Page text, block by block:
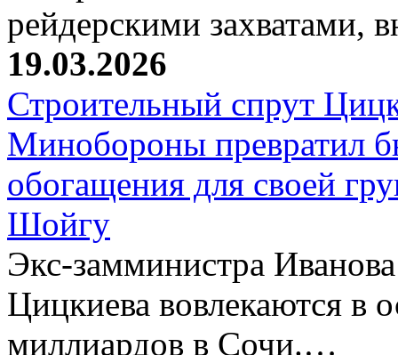
рейдерскими захватами,
19.03.2026
Строительный спрут
Минобороны превратил
обогащения для своей
Шойгу
Экс-замминистра
Цицкиева вовлекаются в
миллиардов в Сочи.…